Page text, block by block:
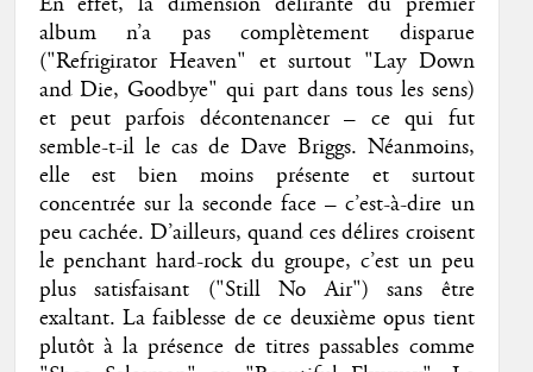
album n’a pas complètement disparue
("Refrigirator Heaven" et surtout "Lay Down
and Die, Goodbye" qui part dans tous les sens)
et peut parfois décontenancer – ce qui fut
semble-t-il le cas de Dave Briggs. Néanmoins,
elle est bien moins présente et surtout
concentrée sur la seconde face – c’est-à-dire un
peu cachée. D’ailleurs, quand ces délires croisent
le penchant hard-rock du groupe, c’est un peu
plus satisfaisant ("Still No Air") sans être
exaltant. La faiblesse de ce deuxième opus tient
plutôt à la présence de titres passables comme